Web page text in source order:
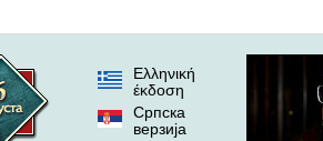
Ελληνική
έκδοση
Српска
верзиjа